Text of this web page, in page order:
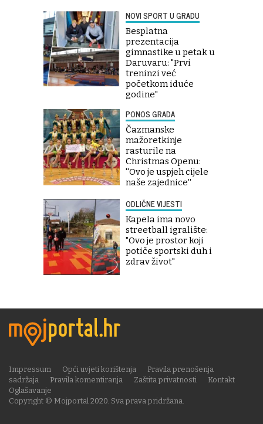
NOVI SPORT U GRADU
Besplatna
prezentacija
gimnastike u petak u
Daruvaru: "Prvi
treninzi već
početkom iduće
godine"
PONOS GRADA
Čazmanske
mažoretkinje
rasturile na
Christmas Openu:
''Ovo je uspjeh cijele
naše zajednice''
ODLIČNE VIJESTI
Kapela ima novo
streetball igralište:
"Ovo je prostor koji
potiče sportski duh i
zdrav život"
Copyright © Mojportal 2020. Sva prava pridržana.
Impressum Opći uvjeti korištenja
Pravila prenošenja
sadržaja
Pravila komentiranja Zaštita privatnosti
Kontakt
Oglašavanje